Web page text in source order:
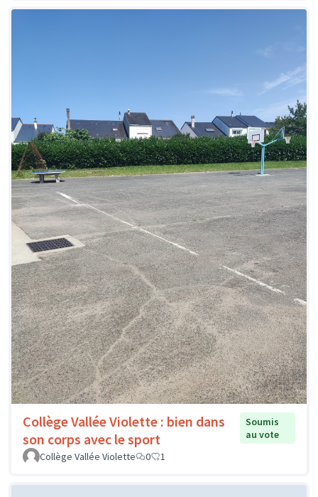
Collège Vallée Violette : bien dans
son corps avec le sport
Soumis
au vote
Collège Vallée Violette
0 1